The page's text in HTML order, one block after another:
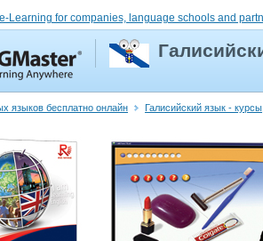
e-Learning for companies, language schools and
языков бесплатно онлайн Галисийский язык -